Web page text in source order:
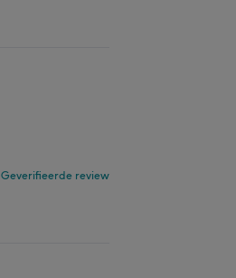
Geverifieerde review